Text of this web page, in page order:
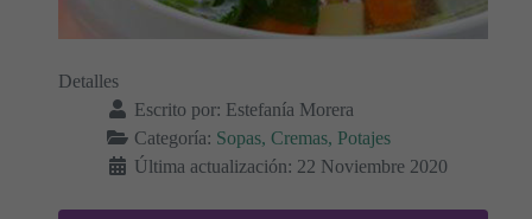
Detalles
Escrito por: Estefanía Morera
Categoría: Sopas, Cremas, Potajes
Última actualización: 22 Noviembre 2020